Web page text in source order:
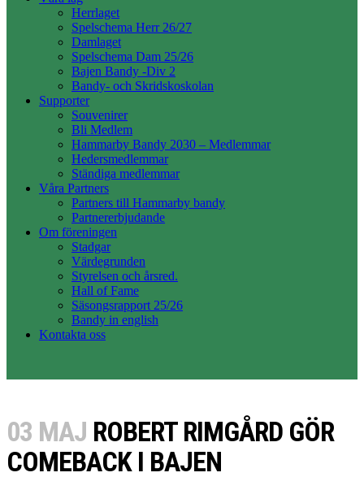
Herrlaget
Spelschema Herr 26/27
Damlaget
Spelschema Dam 25/26
Bajen Bandy -Div 2
Bandy- och Skridskoskolan
Supporter
Souvenirer
Bli Medlem
Hammarby Bandy 2030 – Medlemmar
Hedersmedlemmar
Ständiga medlemmar
Våra Partners
Partners till Hammarby bandy
Partnererbjudande
Om föreningen
Stadgar
Värdegrunden
Styrelsen och årsred.
Hall of Fame
Säsongsrapport 25/26
Bandy in english
Kontakta oss
03 MAJ ROBERT RIMGÅRD GÖR
COMEBACK I BAJEN